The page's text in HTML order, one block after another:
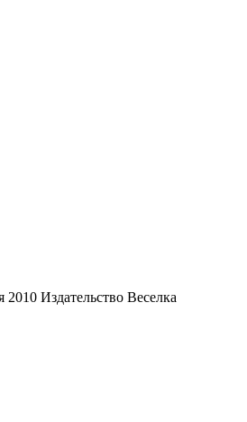
Издательство Веселка